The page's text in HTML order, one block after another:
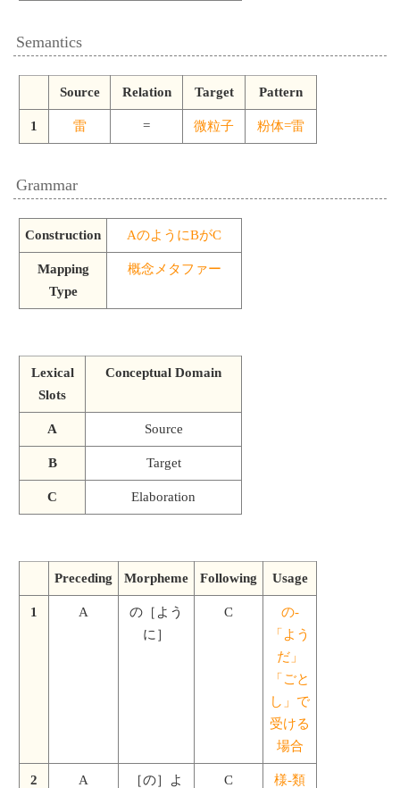
Semantics
Source Relation Target Pattern
1 雷 = 微粒子 粉体=雷
Grammar
Construction AのようにBがC
Mapping
Type
概念メタファー
Lexical
Slots
Conceptual Domain
A Source
B Target
C Elaboration
Preceding Morpheme Following Usage
1 A
の［よう
に］
C
の-
「よう
だ」
「ごと
し」で
受ける
場合
2 A
［の］よ
C
様-類